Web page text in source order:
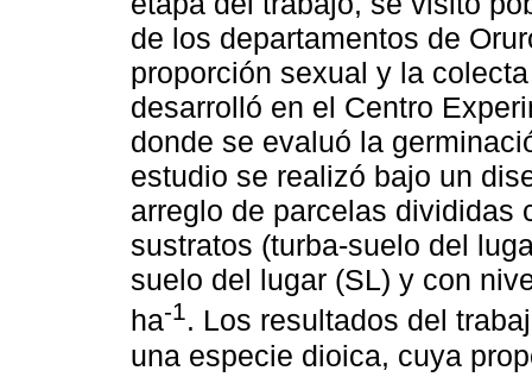
de los departamentos de
proporción sexual y la
desarrolló en el Centro
donde se evaluó la
estudio se realizó bajo un
arreglo de parcelas divididas
sustratos (turba-suelo del
suelo del lugar (SL) y con
ha-1. Los resultados del
una especie dioica, cuya